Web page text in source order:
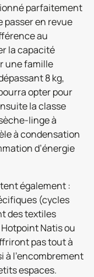
parfaitement
passer en revue
au
la capacité
une famille
8 kg,
opter pour
la classe
linge à
à condensation
d’énergie
également :
(cycles
des textiles
Natis ou
pas tout à
à l’encombrement
espaces.